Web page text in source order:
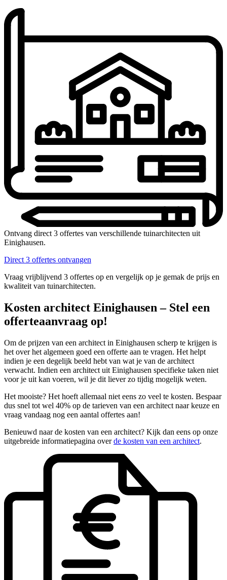
Ontvang direct 3 offertes van verschillende tuinarchitecten uit
Einighausen.
Direct 3 offertes ontvangen
Vraag vrijblijvend 3 offertes op en vergelijk op je gemak de prijs en
kwaliteit van tuinarchitecten.
Kosten architect Einighausen – Stel een
offerteaanvraag op!
Om de prijzen van een architect in Einighausen scherp te krijgen is
het over het algemeen goed een offerte aan te vragen. Het helpt
indien je een degelijk beeld hebt van wat je van de architect
verwacht. Indien een architect uit Einighausen specifieke taken niet
voor je uit kan voeren, wil je dit liever zo tijdig mogelijk weten.
Het mooiste? Het hoeft allemaal niet eens zo veel te kosten. Bespaar
dus snel tot wel 40% op de tarieven van een architect naar keuze en
vraag vandaag nog een aantal offertes aan!
Benieuwd naar de kosten van een architect? Kijk dan eens op onze
uitgebreide informatiepagina overde kosten van een architect.